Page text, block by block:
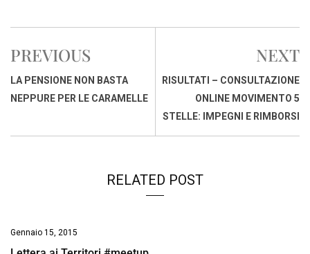
c
b
o
o
a
s
A
p
n
d
I
r
d
s
a
p
i
k
i
PREVIOUS
LA PENSIONE NON BASTA
NEPPURE PER LE CARAMELLE
NEXT
RISULTATI – CONSULTAZIONE
ONLINE MOVIMENTO 5
STELLE: IMPEGNI E RIMBORSI
RELATED POST
Gennaio 15, 2015